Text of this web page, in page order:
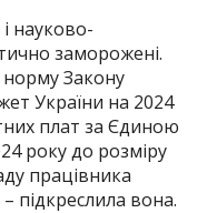
науково-
заморожені.
Закону
України на 2024
плат за Єдиною
року до розміру
працівника
підкреслила вона.